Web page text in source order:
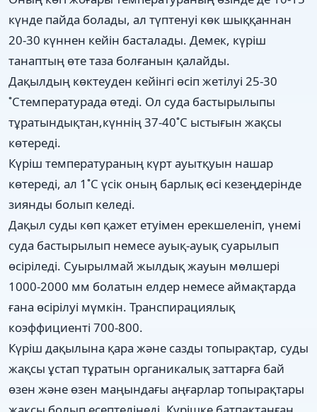
күнде пайда болады, ал түптенуі көк шыққаннан
20-30 күннен кейін басталады. Демек, күріш
танаптың өте таза болғанын қалайды.
Дақылдың көктеуден кейінгі өсіп жетілуі 25-30
˚Стемпературада өтеді. Ол суда бастырылыпы
тұратындықтан,күннің 37-40˚С ыстығын жақсы
көтереді.
Күріш температураның күрт ауытқуын нашар
көтереді, ал 1˚С үсік оның барлық өсі кезеңдерінде
зиянды болып келеді.
Дақыл суды көп қажет етуімен ерекшеленіп, үнемі
суда бастырылып немесе ауық-ауық суарылып
өсіріледі. Суырылмай жылдық жауын мөлшері
1000-2000 мм болатын елдер немесе аймақтарда
ғана өсірілуі мүмкін. Транспирациялық
коэффициенті 700-800.
Күріш дақылына қара және сазды топырақтар, суды
жақсы ұстап тұратын органикалық заттарға бай
өзен және өзен маңындағы аңғарлар топырақтары